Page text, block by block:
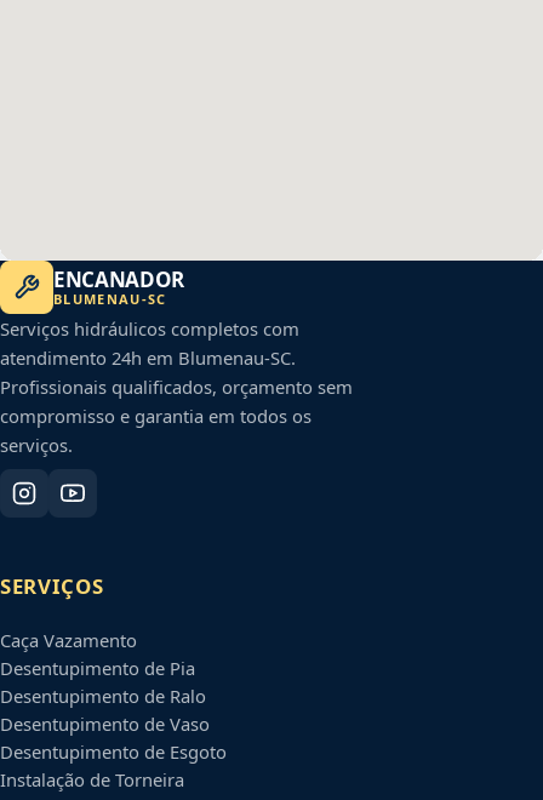
ENCANADOR
BLUMENAU-SC
Serviços hidráulicos completos com
atendimento 24h em Blumenau-SC.
Profissionais qualificados, orçamento sem
compromisso e garantia em todos os
serviços.
SERVIÇOS
Caça Vazamento
Desentupimento de Pia
Desentupimento de Ralo
Desentupimento de Vaso
Desentupimento de Esgoto
Instalação de Torneira